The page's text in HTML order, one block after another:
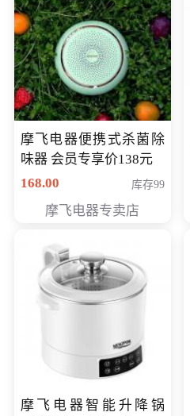
摩飞电器便携式杀菌除
味器 会员专享价138元
168.00
库存99
摩飞电器专卖店
摩飞电器智能升降锅